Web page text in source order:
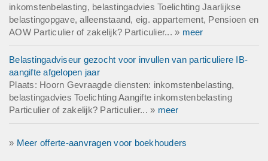
inkomstenbelasting, belastingadvies Toelichting Jaarlijkse
belastingopgave, alleenstaand, eig. appartement, Pensioen en
AOW Particulier of zakelijk? Particulier... » meer
Belastingadviseur gezocht voor invullen van particuliere IB-
aangifte afgelopen jaar
Plaats: Hoorn Gevraagde diensten: inkomstenbelasting,
belastingadvies Toelichting Aangifte inkomstenbelasting
Particulier of zakelijk? Particulier... » meer
» Meer offerte-aanvragen voor boekhouders